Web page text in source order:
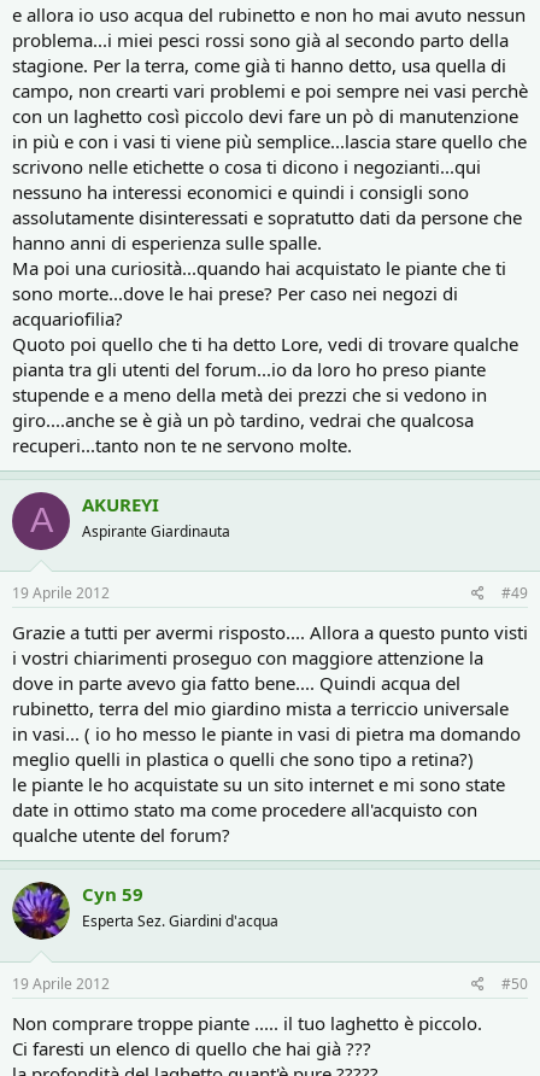
e allora io uso acqua del rubinetto e non ho mai avuto nessun
problema...i miei pesci rossi sono già al secondo parto della
stagione. Per la terra, come già ti hanno detto, usa quella di
campo, non crearti vari problemi e poi sempre nei vasi perchè
con un laghetto così piccolo devi fare un pò di manutenzione
in più e con i vasi ti viene più semplice...lascia stare quello che
scrivono nelle etichette o cosa ti dicono i negozianti...qui
nessuno ha interessi economici e quindi i consigli sono
assolutamente disinteressati e sopratutto dati da persone che
hanno anni di esperienza sulle spalle.
Ma poi una curiosità...quando hai acquistato le piante che ti
sono morte...dove le hai prese? Per caso nei negozi di
acquariofilia?
Quoto poi quello che ti ha detto Lore, vedi di trovare qualche
pianta tra gli utenti del forum...io da loro ho preso piante
stupende e a meno della metà dei prezzi che si vedono in
giro....anche se è già un pò tardino, vedrai che qualcosa
recuperi...tanto non te ne servono molte.
A AKUREYI
Aspirante Giardinauta
19 Aprile 2012 #49
Grazie a tutti per avermi risposto.... Allora a questo punto visti
i vostri chiarimenti proseguo con maggiore attenzione la
dove in parte avevo gia fatto bene.... Quindi acqua del
rubinetto, terra del mio giardino mista a terriccio universale
in vasi... ( io ho messo le piante in vasi di pietra ma domando
meglio quelli in plastica o quelli che sono tipo a retina?)
le piante le ho acquistate su un sito internet e mi sono state
date in ottimo stato ma come procedere all'acquisto con
qualche utente del forum?
Cyn 59
Esperta Sez. Giardini d'acqua
19 Aprile 2012 #50
Non comprare troppe piante ..... il tuo laghetto è piccolo.
Ci faresti un elenco di quello che hai già ???